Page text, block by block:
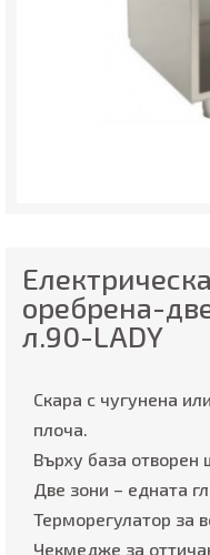
оребрена-
л.90-LADY
Скара с чугунена
плоча.
Върху база отворен
Две зони – едната
Терморегулатор за
Чекмедже за